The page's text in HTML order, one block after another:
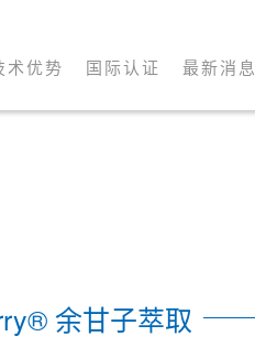
术优势 国际认证 最新消息
余甘子萃取